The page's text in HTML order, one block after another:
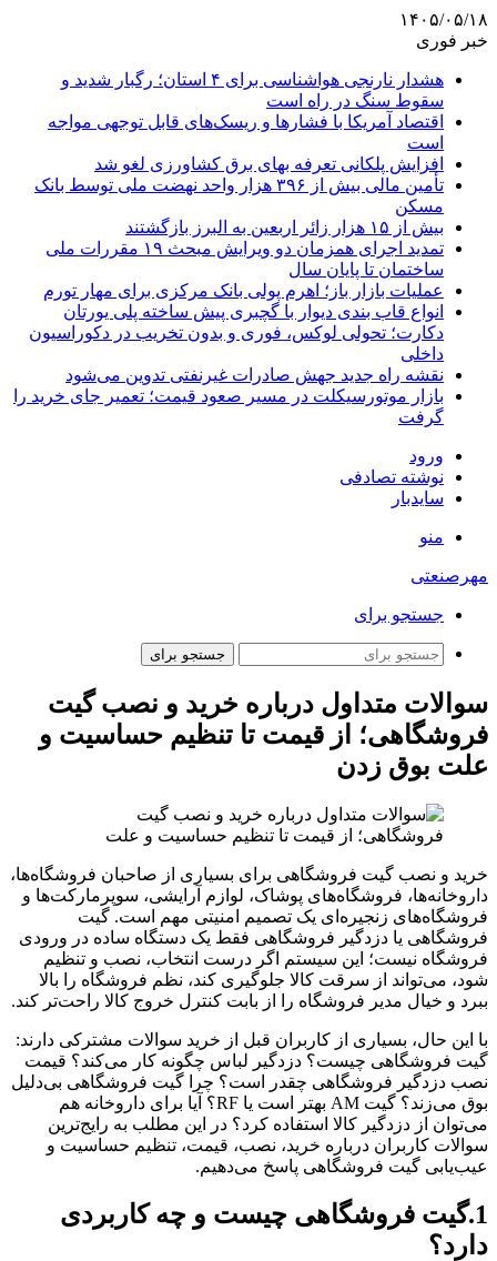
۱۴۰۵/۰۵/۱۸
خبر فوری
هشدار نارنجی هواشناسی برای ۴ استان؛ رگبار شدید و
سقوط سنگ در راه است
اقتصاد آمریکا با فشارها و ریسک‌های قابل توجهی مواجه
است
افزایش پلکانی تعرفه بهای برق کشاورزی لغو شد
تأمین مالی بیش از ۳۹۶ هزار واحد نهضت ملی توسط بانک
مسکن
بیش از ۱۵ هزار زائر اربعین به البرز بازگشتند
تمدید اجرای همزمان دو ویرایش مبحث ۱۹ مقررات ملی
ساختمان تا پایان سال
عملیات بازار باز؛ اهرم پولی بانک مرکزی برای مهار تورم
انواع قاب بندی دیوار با گچبری پیش ساخته پلی یورتان
دکارت؛ تحولی لوکس، فوری و بدون تخریب در دکوراسیون
داخلی
نقشه راه جدید جهش صادرات غیرنفتی تدوین می‌شود
بازار موتورسیکلت در مسیر صعود قیمت؛ تعمیر جای خرید را
گرفت
ورود
نوشته تصادفی
سایدبار
منو
مهرصنعتی
جستجو برای
جستجو برای
سوالات متداول درباره خرید و نصب گیت
فروشگاهی؛ از قیمت تا تنظیم حساسیت و
علت بوق زدن
خرید و نصب گیت فروشگاهی برای بسیاری از صاحبان فروشگاه‌ها،
داروخانه‌ها، فروشگاه‌های پوشاک، لوازم آرایشی، سوپرمارکت‌ها و
فروشگاه‌های زنجیره‌ای یک تصمیم امنیتی مهم است. گیت
فروشگاهی یا دزدگیر فروشگاهی فقط یک دستگاه ساده در ورودی
فروشگاه نیست؛ این سیستم اگر درست انتخاب، نصب و تنظیم
شود، می‌تواند از سرقت کالا جلوگیری کند، نظم فروشگاه را بالا
ببرد و خیال مدیر فروشگاه را از بابت کنترل خروج کالا راحت‌تر کند.
با این حال، بسیاری از کاربران قبل از خرید سوالات مشترکی دارند:
گیت فروشگاهی چیست؟ دزدگیر لباس چگونه کار می‌کند؟ قیمت
نصب دزدگیر فروشگاهی چقدر است؟ چرا گیت فروشگاهی بی‌دلیل
بوق می‌زند؟ گیت AM بهتر است یا RF؟ آیا برای داروخانه هم
می‌توان از دزدگیر کالا استفاده کرد؟ در این مطلب به رایج‌ترین
سوالات کاربران درباره خرید، نصب، قیمت، تنظیم حساسیت و
عیب‌یابی گیت فروشگاهی پاسخ می‌دهیم.
1.گیت فروشگاهی چیست و چه کاربردی
دارد؟